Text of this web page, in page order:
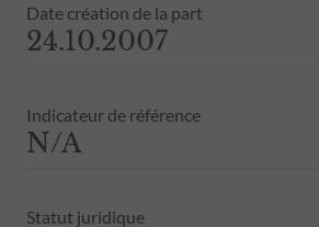
Date création de la part
24.10.2007
Indicateur de référence
N/A
Statut juridique